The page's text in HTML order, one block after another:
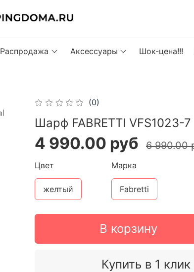
Распродажа Аксессуары Шок-цена!!!
(0)
Шарф FABRETTI VFS1023-7
4 990.00 руб 6 990.00
В корзину
Купить в 1 клик
Цвет
желтый
Марка
Fabretti